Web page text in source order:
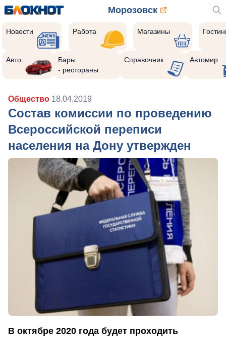
Морозовск
Новости Работа Магазины
Авто
Бары
- рестораны
Справочник Автомир
Общество 18.04.2019
Состав комиссии по проведению
Всероссийской переписи
населения на Дону утвержден
В октябре 2020 года будет проходить